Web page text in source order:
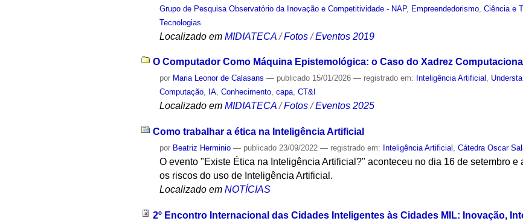
Grupo de Pesquisa Observatório da Inovação e Competitividade - NAP, Empreendedorismo ,Ciência e
Tecnologias
Localizado em MIDIATECA /Fotos /Eventos 2019
O Computador Como Máquina Epistemológica: o Caso do Xadrez
por Maria Leonor de Calasans — publicado 15/01/2026— registrado em: Inteligência Artificial ,
Computação, IA,Conhecimento,capa,CT&I
Localizado em MIDIATECA /Fotos /Eventos 2025
Como trabalhar a ética na Inteligência Artificial
por Beatriz Herminio — publicado 23/09/2022— registrado em: Inteligência Artificial ,Cátedra Oscar
O evento "Existe Ética na Inteligência Artificial?" aconteceu no dia 16 de setembro
os riscos do uso de Inteligência Artificial.
Localizado em NOTÍCIAS
2º Encontro Internacional das Cidades Inteligentes às Cidades MIL: Inovação,